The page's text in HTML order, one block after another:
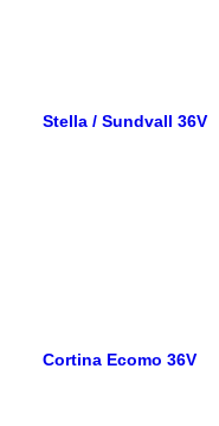
Stella / Sundvall 36V
Cortina Ecomo 36V